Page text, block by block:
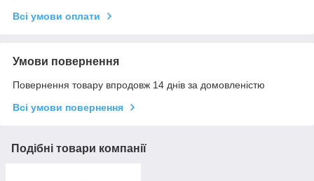
Всі умови оплати
Умови повернення
Повернення товару впродовж 14 днів за домовленістю
Всі умови повернення
Подібні товари компанії